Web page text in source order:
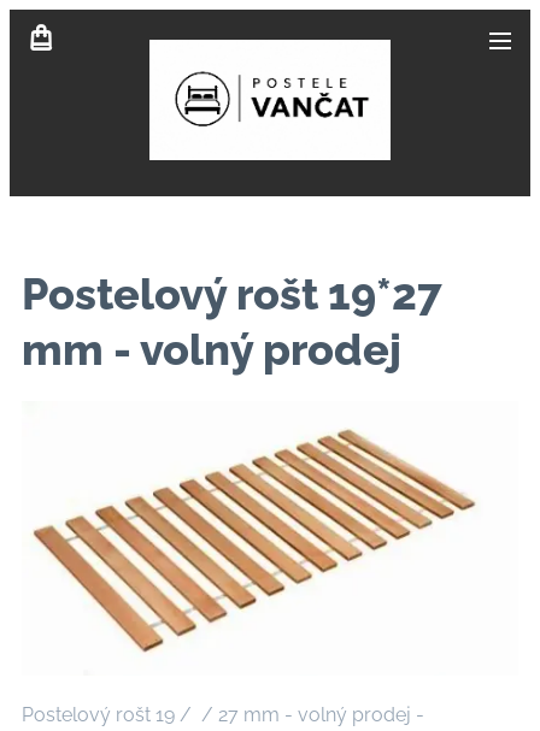
Postelový rošt 19*27
mm - volný prodej
Postelový rošt 19 / / 27 mm - volný prodej -